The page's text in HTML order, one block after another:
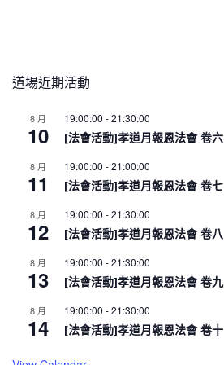
道場近期活動
8 月
10
19:00:00 -21:30:00
[法會活動]孝道月報恩法會 卷六
8 月
11
19:00:00 -21:00:00
[法會活動]孝道月報恩法會 卷七
8 月
12
19:00:00 -21:30:00
[法會活動]孝道月報恩法會 卷八
8 月
13
19:00:00 -21:30:00
[法會活動]孝道月報恩法會 卷九
8 月
14
19:00:00 -21:30:00
[法會活動]孝道月報恩法會 卷十